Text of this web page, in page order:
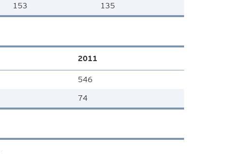
153 135
2011
546
74